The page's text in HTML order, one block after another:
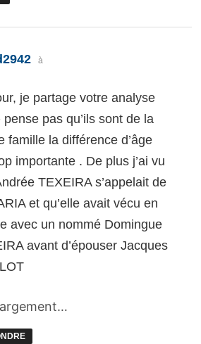
dit :
à
je partage votre analyse
pense pas qu’ils sont de la
famille la différence d’âge
importante . De plus j’ai vu
TEXEIRA s’appelait de
et qu’elle avait vécu en
avec un nommé Domingue
avant d’épouser Jacques